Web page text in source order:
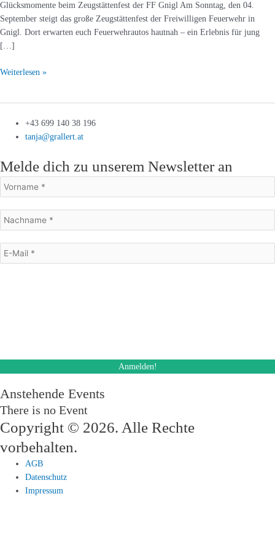
Glücksmomente beim Zeugstättenfest der FF Gnigl Am Sonntag, den 04.
September steigt das große Zeugstättenfest der Freiwilligen Feuerwehr in
Gnigl. Dort erwarten euch Feuerwehrautos hautnah – ein Erlebnis für jung
[…]
Weiterlesen »
+43 699 140 38 196
tanja@grallert.at
Melde dich zu unserem Newsletter an
Anstehende Events
There is no Event
Copyright © 2026. Alle Rechte
vorbehalten.
AGB
Datenschutz
Impressum